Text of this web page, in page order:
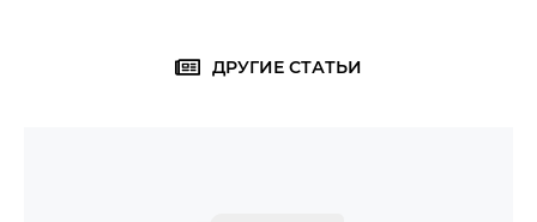
ДРУГИЕ СТАТЬИ